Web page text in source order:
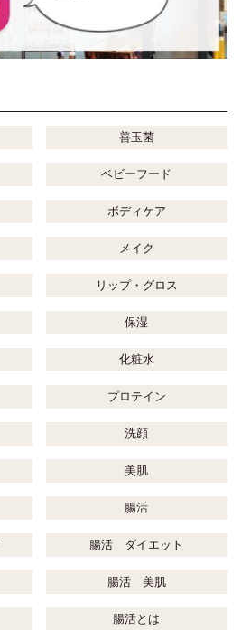
善玉菌
ベビーフード
ボディケア
メイク
リップ・グロス
保湿
化粧水
プロテイン
洗顔
美肌
腸活
腸活 ダイエット
腸活 美肌
腸活とは